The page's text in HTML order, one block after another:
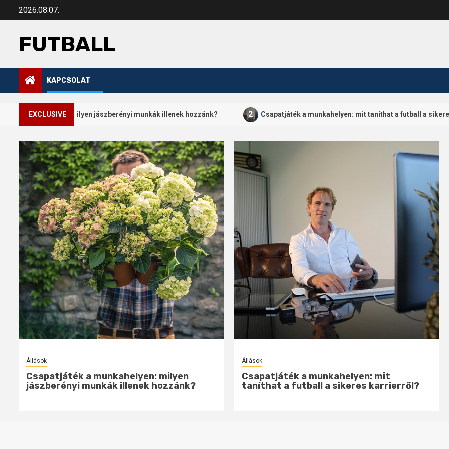
2026.08.07.
FUTBALL
KAPCSOLAT
EXCLUSIVE
milyen jászberényi munkák illenek hozzánk? 2 Csapatjáték a munkahelyen: mit taníthat a futball a sikeres karrierről?
Állások
Csapatjáték a munkahelyen: mit
taníthat a futball a sikeres karrierről?
Állások
Csapatjáték a karrierben: miért fontos a
jó munkahelyi környezet?